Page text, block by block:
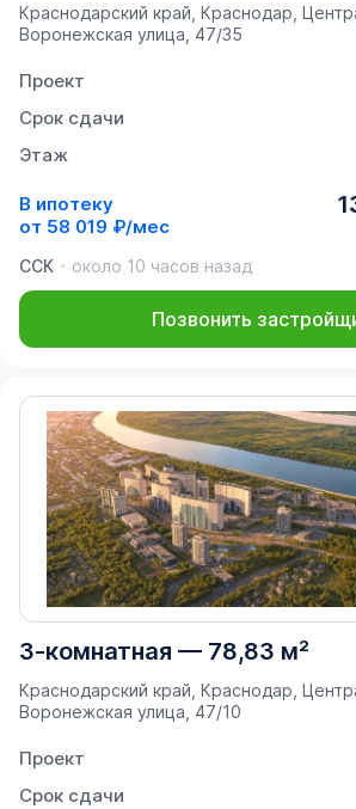
Краснодарский край, Краснодар,
Воронежская улица, 47/35
Проект
Срок сдачи
Этаж
В ипотеку
от 58 019 ₽/мес
ССК
около 10 часов назад
Позвонить
3-комнатная — 78,83 м²
Краснодарский край, Краснодар,
Воронежская улица, 47/10
Проект
Срок сдачи